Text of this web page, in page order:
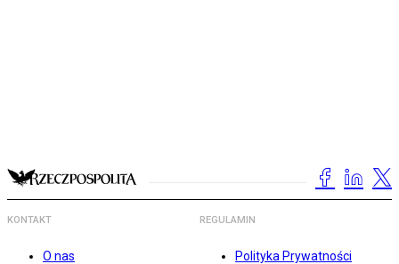
KONTAKT
O nas
REGULAMIN
Polityka Prywatności